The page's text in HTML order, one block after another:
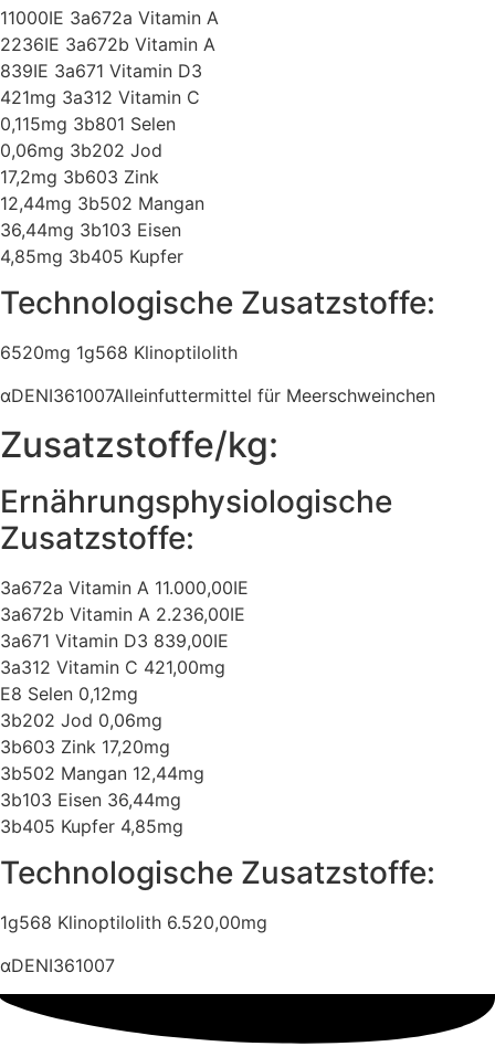
11000IE 3a672a Vitamin A
2236IE 3a672b Vitamin A
839IE 3a671 Vitamin D3
421mg 3a312 Vitamin C
0,115mg 3b801 Selen
0,06mg 3b202 Jod
17,2mg 3b603 Zink
12,44mg 3b502 Mangan
36,44mg 3b103 Eisen
4,85mg 3b405 Kupfer
Technologische Zusatzstoffe:
6520mg 1g568 Klinoptilolith
αDENI361007Alleinfuttermittel für Meerschweinchen
Zusatzstoffe/kg:
Ernährungsphysiologische
Zusatzstoffe:
3a672a Vitamin A 11.000,00IE
3a672b Vitamin A 2.236,00IE
3a671 Vitamin D3 839,00IE
3a312 Vitamin C 421,00mg
E8 Selen 0,12mg
3b202 Jod 0,06mg
3b603 Zink 17,20mg
3b502 Mangan 12,44mg
3b103 Eisen 36,44mg
3b405 Kupfer 4,85mg
Technologische Zusatzstoffe:
1g568 Klinoptilolith 6.520,00mg
αDENI361007